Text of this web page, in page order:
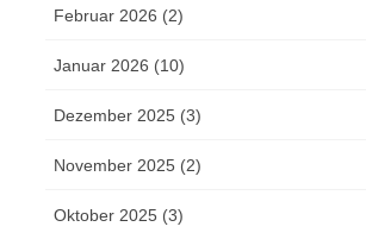
Februar 2026 (2)
Januar 2026 (10)
Dezember 2025 (3)
November 2025 (2)
Oktober 2025 (3)